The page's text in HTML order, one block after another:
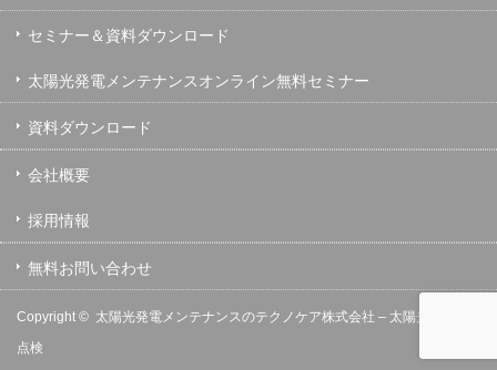
セミナー＆資料ダウンロード
太陽光発電メンテナンスオンライン無料セミナー
資料ダウンロード
会社概要
採用情報
無料お問い合わせ
Copyright © 太陽光発電メンテナンスのテクノケア株式会社 – 太陽光発電の保守
点検